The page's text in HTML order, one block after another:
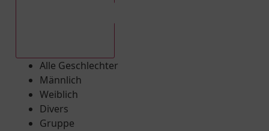
Alle Geschlechter
Männlich
Weiblich
Divers
Gruppe